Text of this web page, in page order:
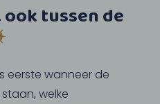
tussen de
eerste wanneer de
welke